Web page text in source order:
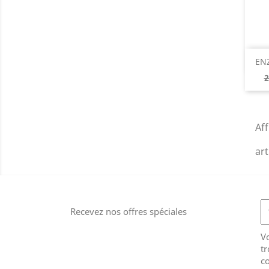
Recevez nos offres spéciales